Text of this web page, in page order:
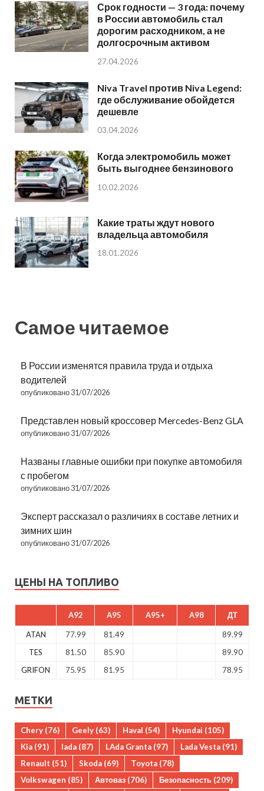
Срок годности — 3 года: почему
в России автомобиль стал
дорогим расходником, а не
долгосрочным активом
27.04.2026
Niva Travel против Niva Legend:
где обслуживание обойдется
дешевле
03.04.2026
Когда электромобиль может
быть выгоднее бензинового
10.02.2026
Какие траты ждут нового
владельца автомобиля
18.01.2026
Самое читаемое
В России изменятся правила труда и отдыха
водителей
опубликовано 31/07/2026
Представлен новый кроссовер Mercedes-Benz GLA
опубликовано 31/07/2026
Названы главные ошибки при покупке автомобиля
с пробегом
опубликовано 31/07/2026
Эксперт рассказал о различиях в составе летних и
зимних шин
опубликовано 31/07/2026
ЦЕНЫ НА ТОПЛИВО
A92 A95 A95+ A98 ДТ
ATAN 77.99 81.49
89.99
TES
81.50 85.90
89.90
GRIFON
75.95 81.95 78.95
МЕТКИ
Chery (76) Geely (63) Haval (54) Hyundai (105)
Kia (91) lada (87) LAda Granta (97) Lada Vesta (91)
Renault (51) Skoda (69) Toyota (78)
Volkswagen (85) Автоваз (706) Безопасность (209)